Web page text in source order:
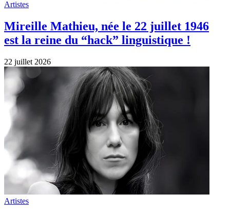
Artistes
Mireille Mathieu, née le 22 juillet 1946
est la reine du “hack” linguistique !
22 juillet 2026
Artistes